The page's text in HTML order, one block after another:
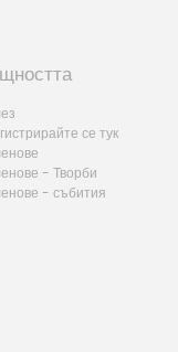
се тук
- Творби
- събития